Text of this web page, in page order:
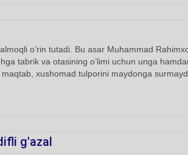
o’rin tutadi. Bu asar Muhammad
tabrik va otasining o’limi uchun unga
xushomad tulporini maydonga
g'azal